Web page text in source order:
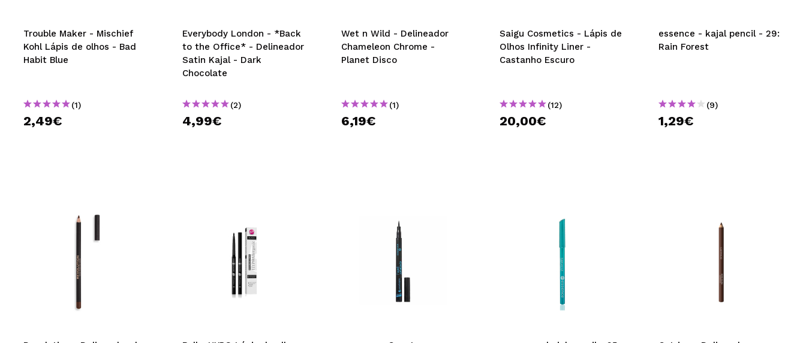
Trouble Maker - Mischief
Kohl Lápis de olhos - Bad
Habit Blue
(1)
2,49€
Everybody London - *Back
to the Office* - Delineador
Satin Kajal - Dark
Chocolate
(2)
4,99€
Wet n Wild - Delineador
Chameleon Chrome -
Planet Disco
(1)
6,19€
Saigu Cosmetics - Lápis de
Olhos Infinity Liner -
Castanho Escuro
(12)
20,00€
essence - kajal pencil - 29:
Rain Forest
(9)
1,29€